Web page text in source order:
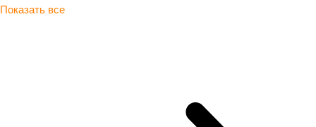
Показать все